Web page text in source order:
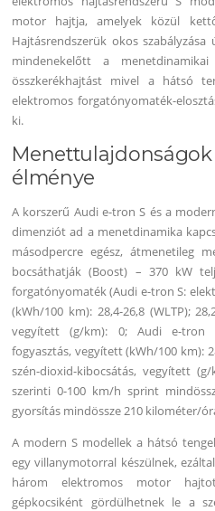
motor hajtja, amelyek közül
Hajtásrendszerük okos
mindenekelőtt a
összkerékhajtást mivel a hátsó
elektromos forgatónyomaték-
ki.
Menettulajdonságok
élménye
A korszerű Audi e-tron S és a
dimenziót ad a menetdinamika
másodpercre egész, átmenetileg
bocsáthatják (Boost) – 370 kW
forgatónyomaték (Audi e-tron S:
(kWh/100 km): 28,4-26,8 (WLTP);
vegyített (g/km): 0; Audi e-tron
fogyasztás, vegyített (kWh/100 km):
szén-dioxid-kibocsátás, vegyített
szerinti 0-100 km/h sprint
gyorsítás mindössze 210 kilométer/
A modern S modellek a hátsó
egy villanymotorral készülnek,
három elektromos motor
gépkocsiként gördülhetnek le a